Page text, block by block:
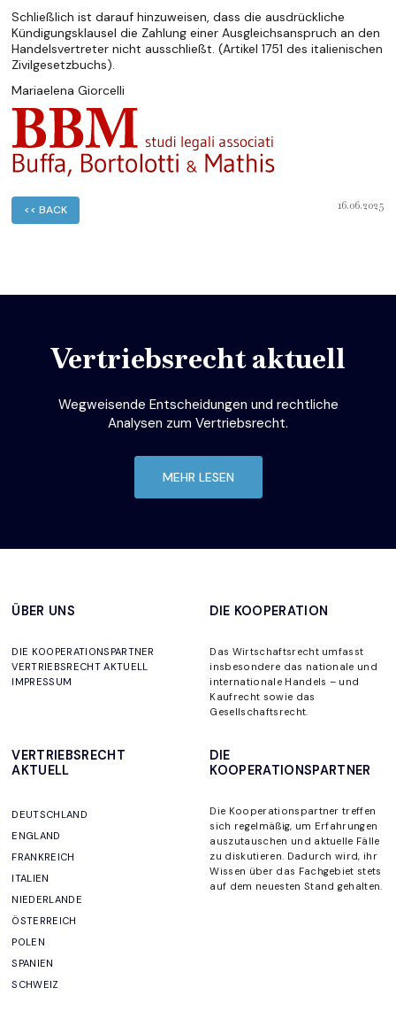
Schließlich ist darauf hinzuweisen, dass die ausdrückliche
Kündigungsklausel die Zahlung einer Ausgleichsanspruch an den
Handelsvertreter nicht ausschließt. (Artikel 1751 des italienischen
Zivilgesetzbuchs).
Mariaelena Giorcelli
<< BACK 16.06.2025
Vertriebsrecht aktuell
Wegweisende Entscheidungen und rechtliche
Analysen zum Vertriebsrecht.
MEHR LESEN
ÜBER UNS
DIE KOOPERATIONSPARTNER
VERTRIEBSRECHT AKTUELL
IMPRESSUM
DIE KOOPERATION
Das Wirtschaftsrecht umfasst
insbesondere das nationale und
internationale Handels – und
Kaufrecht sowie das
Gesellschaftsrecht.
VERTRIEBSRECHT
AKTUELL
DEUTSCHLAND
ENGLAND
FRANKREICH
ITALIEN
NIEDERLANDE
ÖSTERREICH
POLEN
SPANIEN
SCHWEIZ
DIE
KOOPERATIONSPARTNER
Die Kooperationspartnertreffen
sich regelmäßig, um Erfahrungen
auszutauschen und aktuelle Fälle
zu diskutieren. Dadurch wird, ihr
Wissen über das Fachgebiet stets
auf dem neuesten Stand gehalten